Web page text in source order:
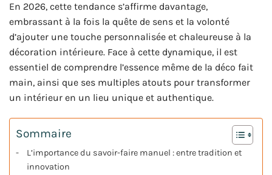
En 2026, cette tendance s’affirme davantage,
embrassant à la fois la quête de sens et la volonté
d’ajouter une touche personnalisée et chaleureuse à la
décoration intérieure. Face à cette dynamique, il est
essentiel de comprendre l’essence même de la déco fait
main, ainsi que ses multiples atouts pour transformer
un intérieur en un lieu unique et authentique.
Sommaire
L’importance du savoir-faire manuel : entre tradition et
innovation